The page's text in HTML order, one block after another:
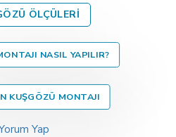
Yap
ÖLÇÜLERI
NASIL YAPILIR?
KUŞGÖZÜ MONTAJI